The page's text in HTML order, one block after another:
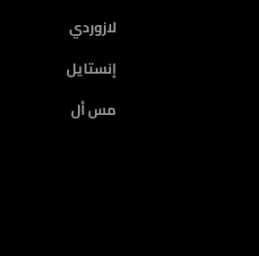
لازوردي
إنستايل
مس أل